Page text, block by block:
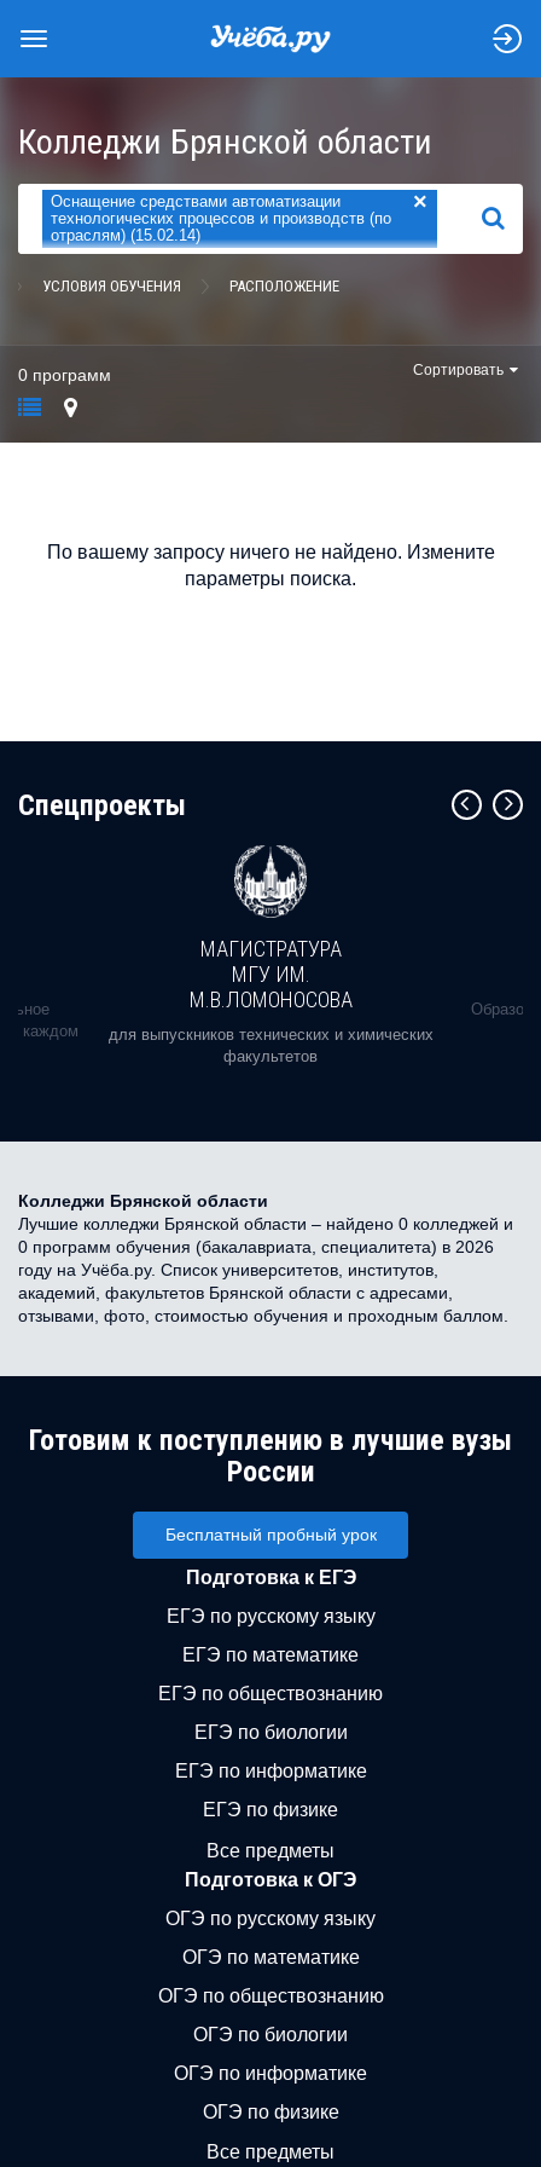
Колледжи Брянской области
Оснащение средствами автоматизации
технологических процессов и производств (по
отраслям) (15.02.14)
×
НАЙТИ
УСЛОВИЯ ОБУЧЕНИЯ РАСПОЛОЖЕНИЕ
0 программ Сортировать
По вашему запросу ничего не найдено. Измените
параметры поиска.
Cпецпроекты
в каждом
МАГИСТРАТУРА
МГУ ИМ.
М.В.ЛОМОНОСОВА
для выпускников технических и химических
факультетов
Колледжи Брянской области
Лучшие колледжи Брянской области – найдено 0 колледжей и
0 программ обучения (бакалавриата, специалитета) в 2026
году на Учёба.ру. Список университетов, институтов,
академий, факультетов Брянской области с адресами,
отзывами, фото, стоимостью обучения и проходным баллом.
Готовим к поступлению в лучшие вузы
России
Бесплатный пробный урок
Подготовка к ЕГЭ
ЕГЭ по русскому языку
ЕГЭ по математике
ЕГЭ по обществознанию
ЕГЭ по биологии
ЕГЭ по информатике
ЕГЭ по физике
Все предметы
Подготовка к ОГЭ
ОГЭ по русскому языку
ОГЭ по математике
ОГЭ по обществознанию
ОГЭ по биологии
ОГЭ по информатике
ОГЭ по физике
Все предметы